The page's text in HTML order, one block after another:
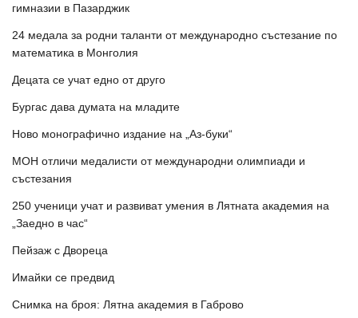
гимназии в Пазарджик
24 медала за родни таланти от международно състезание по
математика в Монголия
Децата се учат едно от друго
Бургас дава думата на младите
Ново монографично издание на „Аз-буки“
МОН отличи медалисти от международни олимпиади и
състезания
250 ученици учат и развиват умения в Лятната академия на
„Заедно в час“
Пейзаж с Двореца
Имайки се предвид
Снимка на броя: Лятна академия в Габрово